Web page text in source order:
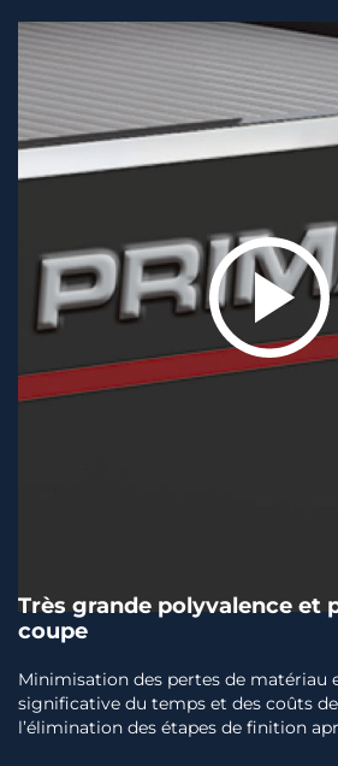
Très grande polyvalence et
coupe
Minimisation des pertes de matériau
significative du temps et des coûts
l’élimination des étapes de finition